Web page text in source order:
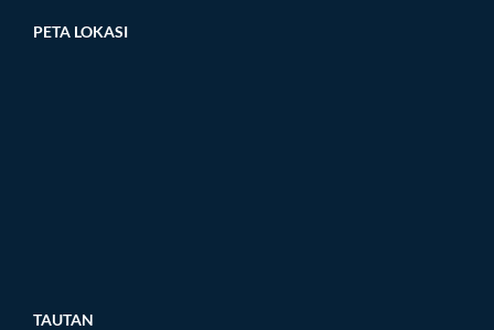
PETA LOKASI
TAUTAN